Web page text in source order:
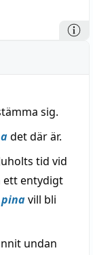
sig.
det där är.
tid vid
ett entydigt
pinavill bli
undan